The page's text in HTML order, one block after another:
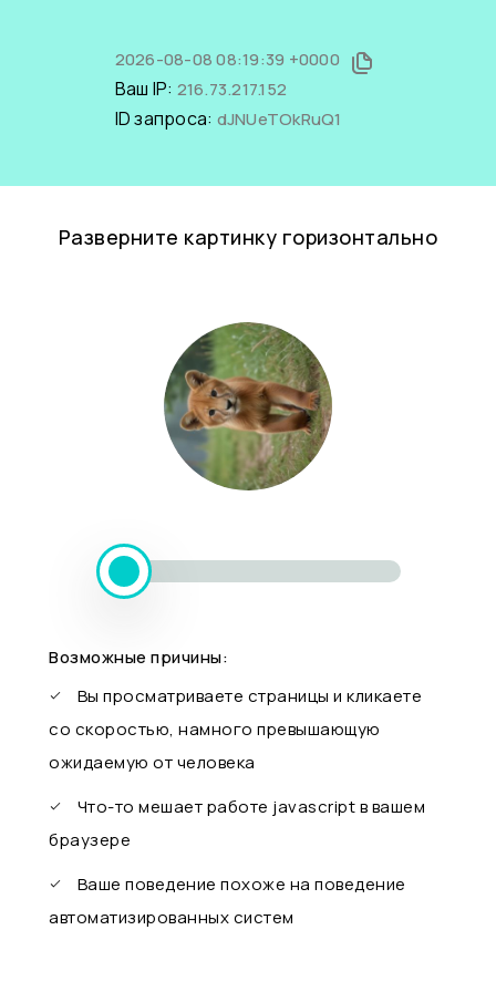
2026-08-08 08:19:39 +0000
Ваш IP: 216.73.217.152
ID запроса: dJNUeTOkRuQ1
Разверните картинку горизонтально
Возможные причины:
Вы просматриваете страницы и кликаете
со скоростью, намного превышающую
ожидаемую от человека
Что-то мешает работе javascript в вашем
браузере
Ваше поведение похоже на поведение
автоматизированных систем